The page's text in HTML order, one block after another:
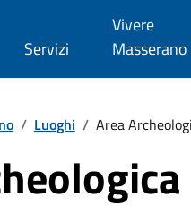
Servizi
Vivere
Masserano
/ Luoghi / Area